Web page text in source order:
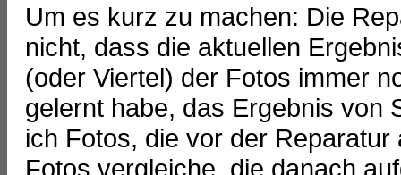
Um es kurz zu machen: Die
nicht, dass die aktuellen
(oder Viertel) der Fotos immer
gelernt habe, das Ergebnis von
ich Fotos, die vor der
Fotos vergleiche, die danach